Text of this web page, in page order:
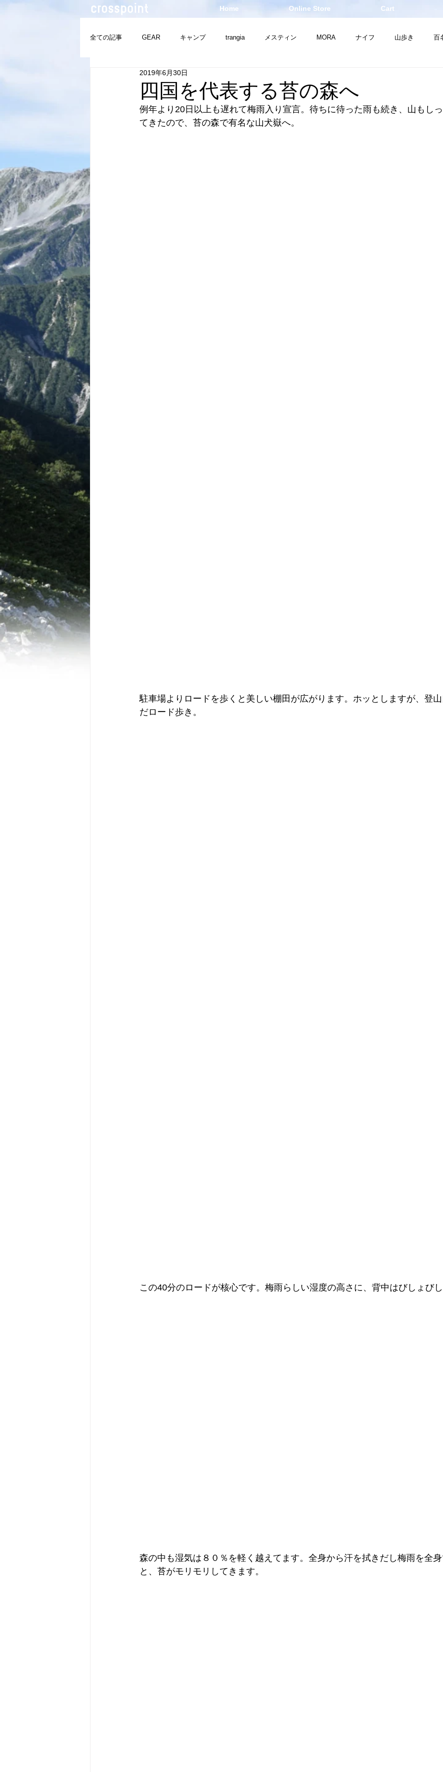
Home Online Store Cart
全ての記事 GEAR キャンプ trangia メスティン MORA ナイフ 山歩き 百
四国百名山
四国を代表する苔の森へ
2019年6月30日
例年より20日以上も遅れて梅雨入り宣言。待ちに待った雨も続き、山もし
てきたので、苔の森で有名な山犬嶽へ。
駐車場よりロードを歩くと美しい棚田が広がります。ホッとしますが、登
だロード歩き。
この40分のロードが核心です。梅雨らしい湿度の高さに、背中はびしょび
森の中も湿気は８０％を軽く越えてます。全身から汗を拭きだし梅雨を全
と、苔がモリモリしてきます。